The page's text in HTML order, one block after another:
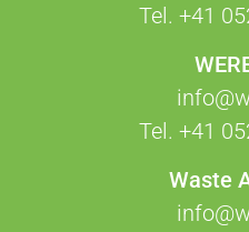
Tel. +41
Tel. +41
Waste